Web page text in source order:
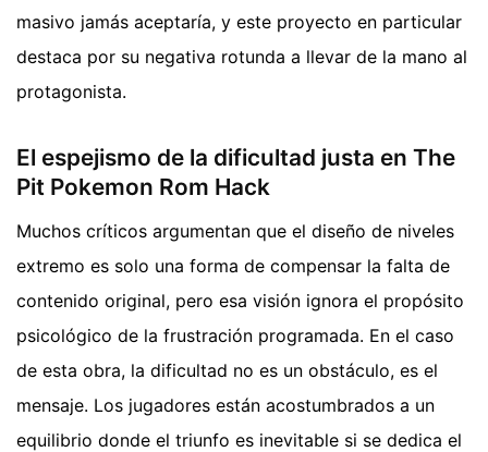
masivo jamás aceptaría, y este proyecto en particular
destaca por su negativa rotunda a llevar de la mano al
protagonista.
El espejismo de la dificultad justa en The
Pit Pokemon Rom Hack
Muchos críticos argumentan que el diseño de niveles
extremo es solo una forma de compensar la falta de
contenido original, pero esa visión ignora el propósito
psicológico de la frustración programada. En el caso
de esta obra, la dificultad no es un obstáculo, es el
mensaje. Los jugadores están acostumbrados a un
equilibrio donde el triunfo es inevitable si se dedica el